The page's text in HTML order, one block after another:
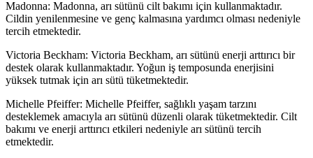
Madonna: Madonna, arı sütünü cilt bakımı için kullanmaktadır.
Cildin yenilenmesine ve genç kalmasına yardımcı olması nedeniyle
tercih etmektedir.
Victoria Beckham: Victoria Beckham, arı sütünü enerji arttırıcı bir
destek olarak kullanmaktadır. Yoğun iş temposunda enerjisini
yüksek tutmak için arı sütü tüketmektedir.
Michelle Pfeiffer: Michelle Pfeiffer, sağlıklı yaşam tarzını
desteklemek amacıyla arı sütünü düzenli olarak tüketmektedir. Cilt
bakımı ve enerji arttırıcı etkileri nedeniyle arı sütünü tercih
etmektedir.